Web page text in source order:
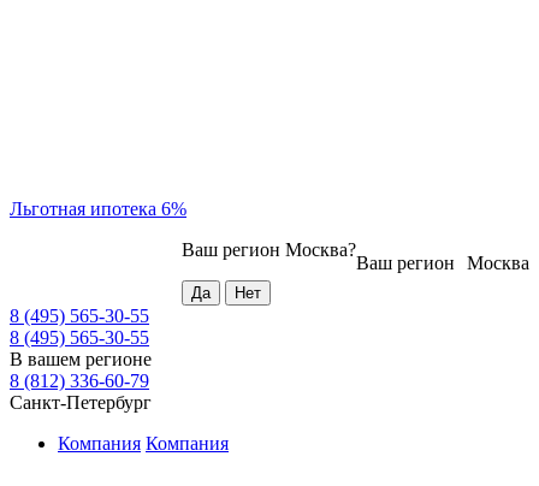
Льготная ипотека 6%
Москва
Ваш регион
Ваш регион Москва?
8 (495) 565-30-55
8 (495) 565-30-55
В вашем регионе
8 (812) 336-60-79
Санкт-Петербург
Компания Компания